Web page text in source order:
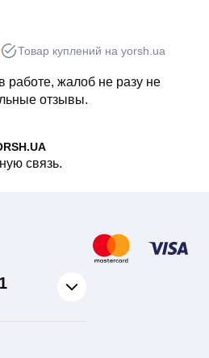
арматури. Модель
відповідає найвищим
для домашніх систем
і неефективності стати
Вибір прямого кульового
інвестиції в зручність і
довгі роки вперед.
Товар куплений на yorsh.ua
работе, жалоб не разу не
отзывы.
связь.